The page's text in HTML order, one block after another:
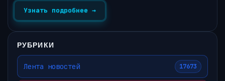
Узнать подробнее →
РУБРИКИ
Лента новостей 17673